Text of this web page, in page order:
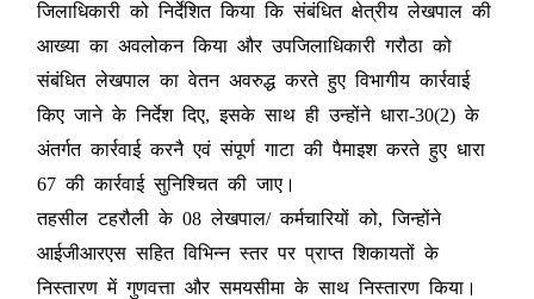
जिलाधिकारी को निर्देशित किया कि संबंधित क्षेत्रीय लेखपाल की
आख्या का अवलोकन किया और उपजिलाधिकारी गरौठा को
संबंधित लेखपाल का वेतन अवरुद्ध करते हुए विभागीय कार्रवाई
किए जाने के निर्देश दिए, इसके साथ ही उन्होंने धारा-30(2) के
अंतर्गत कार्रवाई करनै एवं संपूर्ण गाटा की पैमाइश करते हुए धारा
67 की कार्रवाई सुनिश्चित की जाए।
तहसील टहरौली के 08 लेखपाल/ कर्मचारियों को, जिन्होंने
आईजीआरएस सहित विभिन्न स्तर पर प्राप्त शिकायतों के
निस्तारण में गुणवत्ता और समयसीमा के साथ निस्तारण किया।